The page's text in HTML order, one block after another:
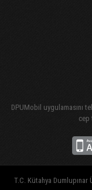
DPUMobil uygulamasını
cep
T.C. Kütahya Dumlupınar